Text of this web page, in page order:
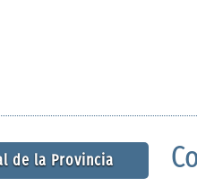
de la Provincia